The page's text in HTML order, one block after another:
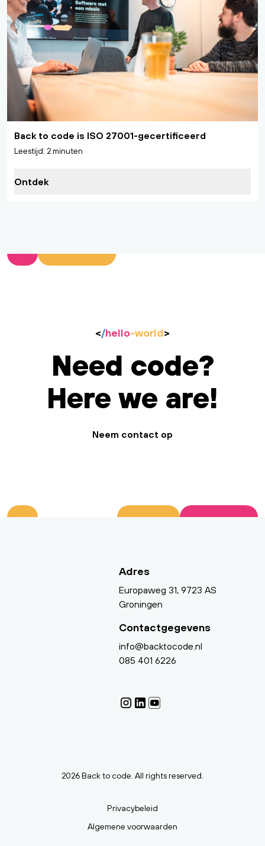
Back to code is ISO 27001-gecertificeerd
Leestijd: 2 minuten
Ontdek
</hello-world>
Need code?
Here we are!
Neem contact op
Adres
Europaweg 31, 9723 AS
Groningen
Contactgegevens
info@backtocode.nl
085 401 6226
2026 Back to code. All rights reserved.
Privacybeleid
Algemene voorwaarden